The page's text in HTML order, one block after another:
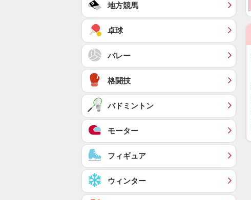
地方競馬
卓球
バレー
格闘技
バドミントン
モーター
フィギュア
ウィンター